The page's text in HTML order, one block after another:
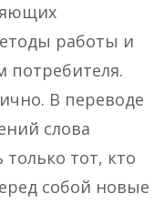
работы и
потребителя.
В переводе
слова
тот, кто
собой новые